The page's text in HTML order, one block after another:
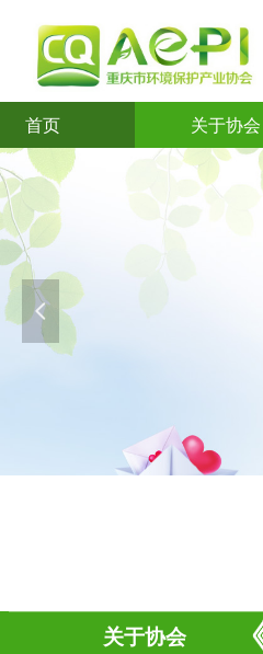
首页
首页
关于协会
关于协会
넳
关于协会